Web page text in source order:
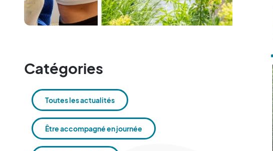
Catégories
Toutes les actualités
Être accompagné en journée